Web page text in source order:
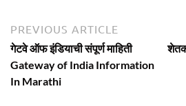
Post
navigation
PREVIOUS ARTICLE
article:
गेटवे ऑफ इंडियाची संपूर्ण माहिती
Gateway of India Information
In Marathi